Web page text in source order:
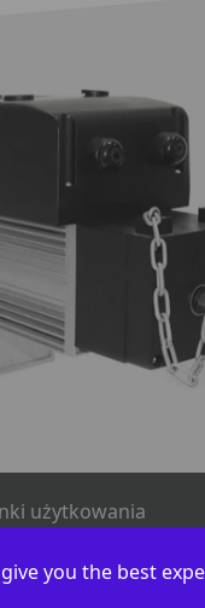
użytkowania
you the best